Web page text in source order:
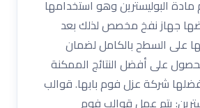
البوليسترين وهو استخدامها
جهاز نفخ مخصص لذلك بعد
على السطح بالكامل لضمان
على أفضل النتائج الممكنة
شركة عزل فوم بابها. قوالب
يتم عمل قوالب فوم